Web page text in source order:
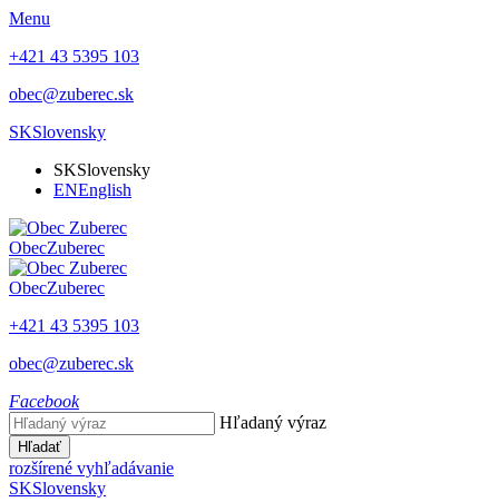
Menu
+421 43 5395 103
obec@zuberec.sk
SKSlovensky
SKSlovensky
ENEnglish
ObecZuberec
ObecZuberec
+421 43 5395 103
obec@zuberec.sk
Facebook
Hľadaný výraz
Hľadať
rozšírené vyhľadávanie
SKSlovensky